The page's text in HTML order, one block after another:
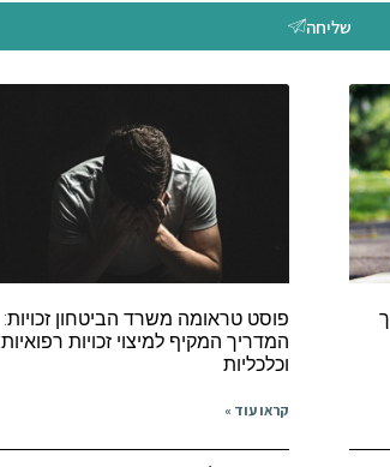
שליחה
פוסט טראומה משרד הביטחון זכויות:
המדריך המקיף למיצוי זכויות רפואיות
וכלכליות
קראו עוד »